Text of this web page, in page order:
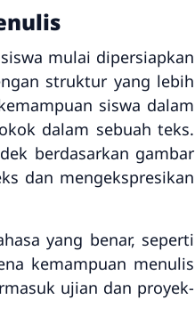
mulai dipersiapkan
struktur yang lebih
siswa dalam
dalam sebuah teks.
berdasarkan gambar
dan mengekspresikan
yang benar, seperti
kemampuan menulis
ujian dan proyek-